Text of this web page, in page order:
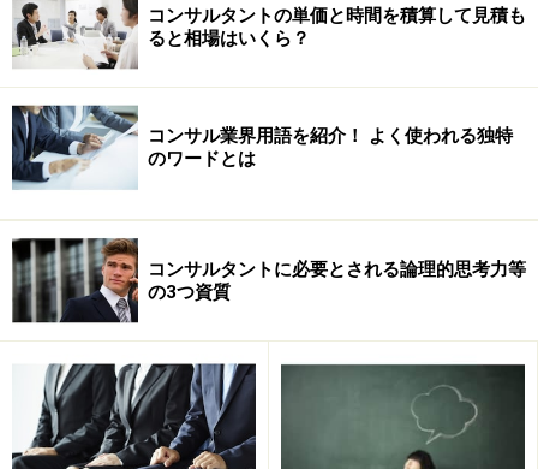
コンサルタントの単価と時間を積算して見積も
ると相場はいくら？
コンサル業界用語を紹介！ よく使われる独特
のワードとは
コンサルタントに必要とされる論理的思考力等
の3つ資質